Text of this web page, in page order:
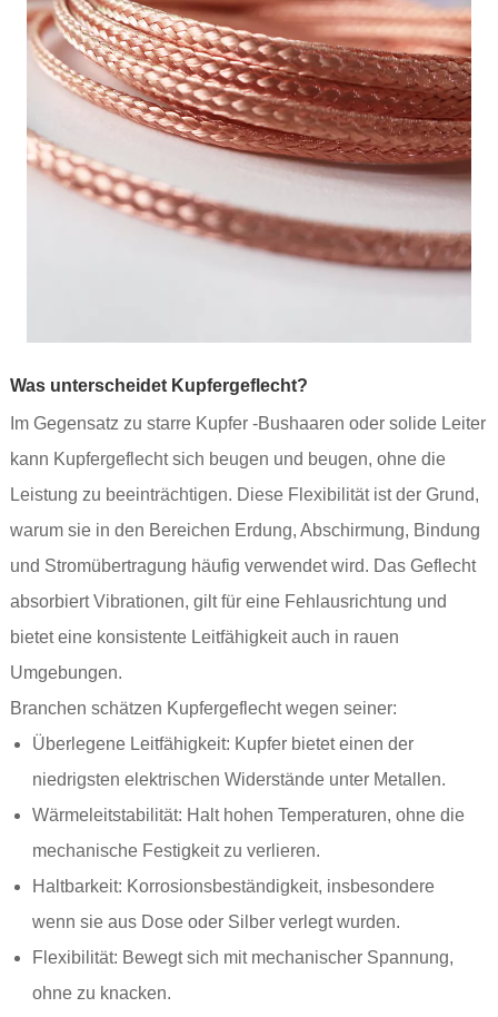
Was unterscheidet Kupfergeflecht?
Im Gegensatz zu starre Kupfer -Bushaaren oder solide Leiter
kann Kupfergeflecht sich beugen und beugen, ohne die
Leistung zu beeinträchtigen. Diese Flexibilität ist der Grund,
warum sie in den Bereichen Erdung, Abschirmung, Bindung
und Stromübertragung häufig verwendet wird. Das Geflecht
absorbiert Vibrationen, gilt für eine Fehlausrichtung und
bietet eine konsistente Leitfähigkeit auch in rauen
Umgebungen.
Branchen schätzen Kupfergeflecht wegen seiner:
Überlegene Leitfähigkeit: Kupfer bietet einen der
niedrigsten elektrischen Widerstände unter Metallen.
Wärmeleitstabilität: Halt hohen Temperaturen, ohne die
mechanische Festigkeit zu verlieren.
Haltbarkeit: Korrosionsbeständigkeit, insbesondere
wenn sie aus Dose oder Silber verlegt wurden.
Flexibilität: Bewegt sich mit mechanischer Spannung,
ohne zu knacken.